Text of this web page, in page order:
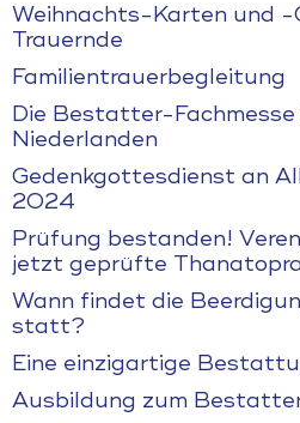
Weihnachts-Karten und -
Trauernde
Familientrauerbegleitung
Die Bestatter-
Niederlanden
Gedenkgottesdienst an
2024
Prüfung bestanden!
jetzt geprüfte
Wann findet die
statt?
Eine einzigartige
Ausbildung zum